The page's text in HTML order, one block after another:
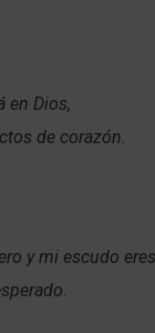
en Dios,
de corazón.
y mi escudo